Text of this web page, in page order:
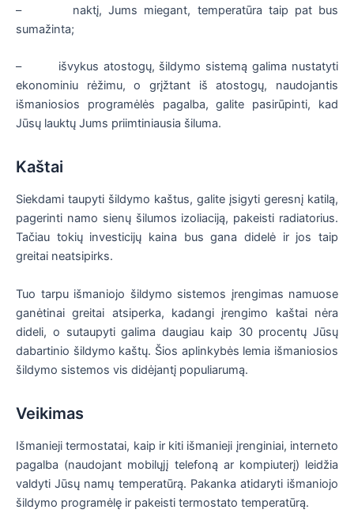
– naktį, Jums miegant, temperatūra taip pat bus
sumažinta;
– išvykus atostogų, šildymo sistemą galima nustatyti
ekonominiu rėžimu, o grįžtant iš atostogų, naudojantis
išmaniosios programėlės pagalba, galite pasirūpinti, kad
Jūsų lauktų Jums priimtiniausia šiluma.
Kaštai
Siekdami taupyti šildymo kaštus, galite įsigyti geresnį katilą,
pagerinti namo sienų šilumos izoliaciją, pakeisti radiatorius.
Tačiau tokių investicijų kaina bus gana didelė ir jos taip
greitai neatsipirks.
Tuo tarpu išmaniojo šildymo sistemos įrengimas namuose
ganėtinai greitai atsiperka, kadangi įrengimo kaštai nėra
dideli, o sutaupyti galima daugiau kaip 30 procentų Jūsų
dabartinio šildymo kaštų. Šios aplinkybės lemia išmaniosios
šildymo sistemos vis didėjantį populiarumą.
Veikimas
Išmanieji termostatai, kaip ir kiti išmanieji įrenginiai, interneto
pagalba (naudojant mobilųjį telefoną ar kompiuterį) leidžia
valdyti Jūsų namų temperatūrą. Pakanka atidaryti išmaniojo
šildymo programėlę ir pakeisti termostato temperatūrą.